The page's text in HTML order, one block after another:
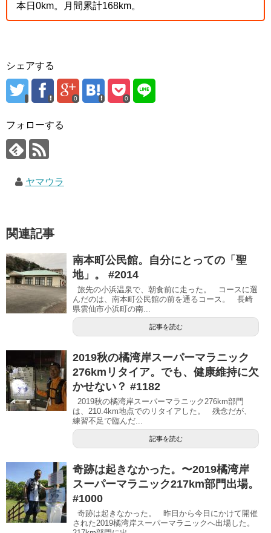
本日0km。月間累計168km。
シェアする
0 0
フォローする
ヤマウラ
関連記事
南本町公民館。自分にとっての「聖
地」。 #2014
旅先の小浜温泉で、朝食前に走った。 コースに選
んだのは、南本町公民館の前を通るコース。 長崎
県雲仙市小浜町の南...
記事を読む
2019秋の橘湾岸スーパーマラニック
276kmリタイア。でも、健康維持に欠
かせない？ #1182
2019秋の橘湾岸スーパーマラニック276km部門
は、210.4km地点でのリタイアした。 残念だが、
練習不足で臨んだ...
記事を読む
奇跡は起きなかった。〜2019橘湾岸
スーパーマラニック217km部門出場。
#1000
奇跡は起きなかった。 昨日から今日にかけて開催
された2019橘湾岸スーパーマラニックへ出場した。